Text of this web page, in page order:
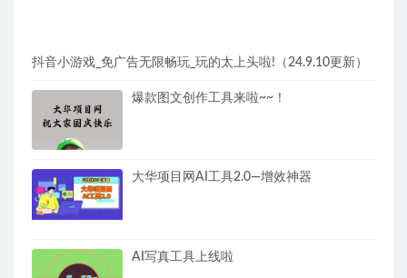
抖音小游戏_免广告无限畅玩_玩的太上头啦!（24.9.10更新）
爆款图文创作工具来啦~~！
大华项目网AI工具2.0—增效神器
AI写真工具上线啦